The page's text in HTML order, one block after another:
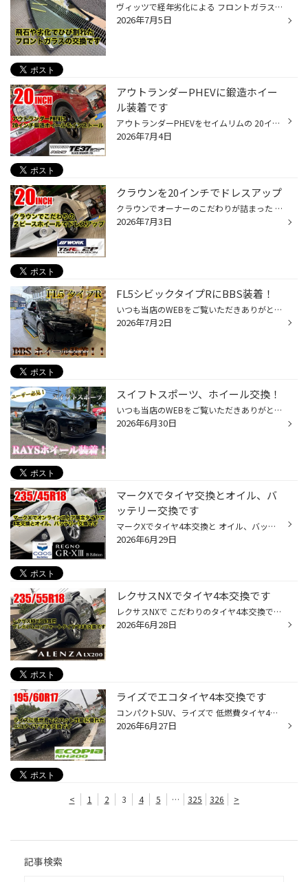
ヴィッツで経年劣化による フロントガラスのひび割れでガラス高です 画像は割れたガラスを外した状態です こちらが外したガラスです マスキングテープが貼られているところが ひび割れた部分になります 新しいガラスの取付完了です 今回取り付けたのは純正ガラスではなく 社外のフロントガラスを装...
2026年7月5日
アウトランダーPHEVに鍛造ホイー
ル装着です
アウトランダーPHEVをセイムリムの 20インチでタイヤホイール交換です 装着ホイールはこちら RAYS ボルクレーシング TE37 SAGA S PLUS ブラックシャドウLTD. サイズは20x8.5 36 5-114 カラーはマットトランスルーセントブラック ブラックシャドウのリミテッドカラーです タイヤはアレンザLX200 255/...
2026年7月4日
クラウンを20インチでドレスアップ
クラウンでオーナーのこだわりが詰まった ホイールチョイスでドレスアップ 装着ホイールはこちら WORK エモーションT5R 2P フロント 19x8.0 35 5-114 リア 19x9.0 45 5-114 シンプルな5本スポークでリムありデザイン ディスクカラーはマッドカーボンでリムとの 明暗をはっきりさせるデザインです サ...
2026年7月3日
FL5シビックタイプRにBBS装着！
いつも当店のWEBをご覧いただきありがとうございます！ 本日はシビックタイプRにBBS製アルミホイールを装着させていただきました(^^)/ 今回装着したのはBBS製アルミホイール『RE-V7』になります！ BBSが誇る伝統のクロススポークホイール、走りもデザインも最上級グレードになります(^^♪ 純正19イン...
2026年7月2日
スイフトスポーツ、ホイール交換！
いつも当店のWEBをご覧いただきありがとうございます！ 本日はスイフトスポーツのアルミホイール装着事例をご紹介いたします(^^♪ 今回ご用命いただいたホイールは『RAYS グラムライツ』になります！！ 軽量スポーツカーのスイフトスポーツにぴったりなアルミホイール、レイズさんが誇るグラムライツ...
2026年6月30日
マークXでタイヤ交換とオイル、バ
ッテリー交換です
マークXでタイヤ4本交換と オイル、バッテリー交換です 装着タイヤはこちら レグノGR-XIII B Edition 235/45R18 オンラインストア限定モデルです バッテリーはこちら パナソニックカオスをチョイスしました レグノGR-XIII B Editionは サイドデザインが変更されていますので 特別感のあるタイヤとな...
2026年6月29日
レクサスNXでタイヤ4本交換です
レクサスNXで こだわりのタイヤ4本交換です 装着タイヤはこちら アレンザLX200 235/55R18 静粛性か走行性能かでお悩みになりましたが アレンザLX200を選択しました 静粛性、走行安定性に加えてウエット性能を 向上させたのでより安心感がありますね ご来店ありがとうございました
2026年6月28日
ライズでエコタイヤ4本交換です
コンパクトSUV、ライズで 低燃費タイヤ4本交換です 装着タイヤはこちら エコピアNH200 195/60R17 エコピアは低燃費でウエット性能に優れた 純正装着タイヤとほぼ同等の性能になります これで雨の日でも 安心ドライブできますね ご来店ありがとうございました
2026年6月27日
< 1 2 3 4 5 … 325 326 >
記事検索